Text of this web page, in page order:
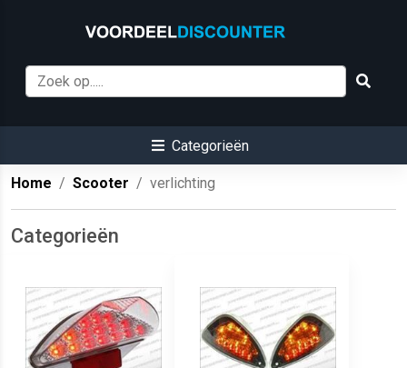
Categorieën
Home Scooter verlichting
Categorieën